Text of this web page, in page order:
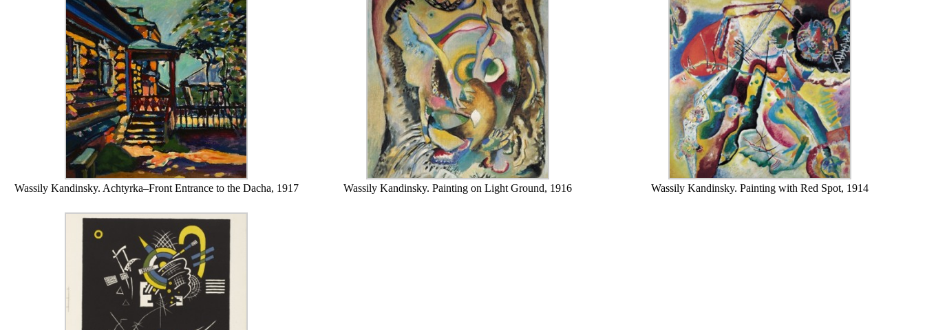
Wassily Kandinsky. Achtyrka–Front Entrance to the Dacha, 1917 Wassily Kandinsky. Painting on Light Ground, 1916 Wassily Kandinsky. Painting with Red Spot, 1914